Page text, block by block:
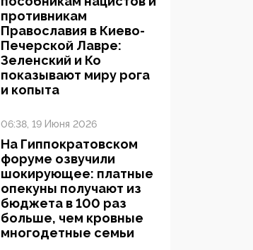
противникам
Православия в Киево-
Печерской Лавре:
Зеленский и Ко
показывают миру рога
и копыта
06:38, 19 Июня 2026
На Гиппократовском
форуме озвучили
шокирующее: платные
опекуны получают из
бюджета в 100 раз
больше, чем кровные
многодетные семьи